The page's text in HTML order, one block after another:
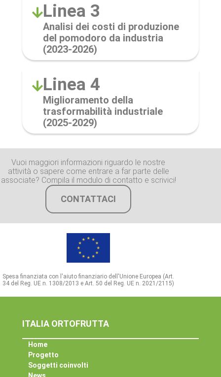
Linea 3
Analisi dei costi di produzione
del pomodoro da industria
(2023-2026)
Linea 4
Miglioramento della
trasformabilità industriale
(2025-2029)
Vuoi maggiori informazioni riguardo le nostre
attività o sapere come entrare a far parte delle
associate? Compila il modulo di contatto e scrivici!
CONTATTACI
Spesa finanziata con l'aiuto finanziario dell'Unione Europea (Art.
34 del Reg. UE n. 1308/2013 e Art. 50 del Reg. UE n. 2021/2115)
ITALIA ORTOFRUTTA
Home
Progetto
Soggetti coinvolti